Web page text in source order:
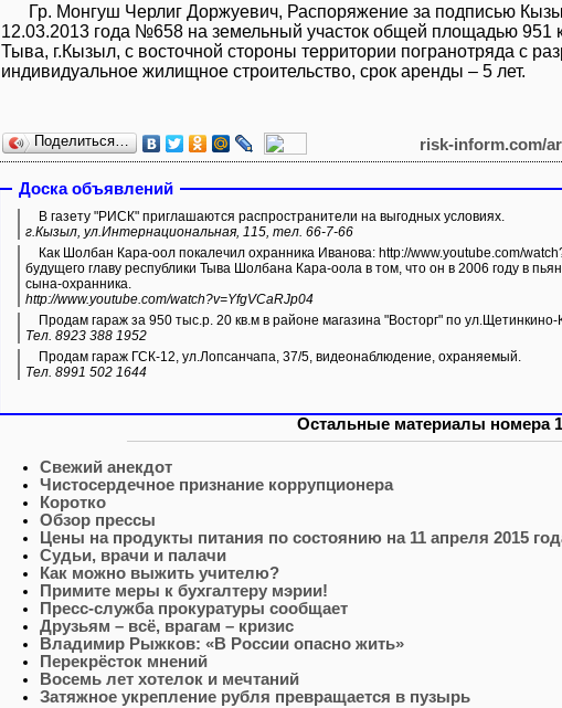
Гр. Монгуш Черлиг Доржуевич, Распоряжение за подписью
12.03.2013 года №658 на земельный участок общей площадью 951
Тыва, г.Кызыл, с восточной стороны территории погранотряда с
индивидуальное жилищное строительство, срок аренды – 5 лет.
Поделиться… risk-inform.com/
Доска объявлений
В газету "РИСК" приглашаются распространители на выгодных условиях.
г.Кызыл, ул.Интернациональная, 115, тел. 66-7-66
Как Шолбан Кара-оол покалечил охранника Иванова: http://www.youtube.com/watch?v=YfgVCaRJp04 Иванов обвиняет
будущего главу республики Тыва Шолбана Кара-оола в том, что он в 2006 году в
сына-охранника.
http://www.youtube.com/watch?v=YfgVCaRJp04
Продам гараж за 950 тыс.р. 20 кв.м в районе магазина "Восторг" по ул.Щетинкино-
Тел. 8923 388 1952
Продам гараж ГСК-12, ул.Лопсанчапа, 37/5, видеонаблюдение, охраняемый.
Тел. 8991 502 1644
Остальные материалы номера
Свежий анекдот
Чистосердечное признание коррупционера
Коротко
Обзор прессы
Цены на продукты питания по состоянию на 11 апреля 2015
Судьи, врачи и палачи
Как можно выжить учителю?
Примите меры к бухгалтеру мэрии!
Пресс-служба прокуратуры сообщает
Друзьям – всё, врагам – кризис
Владимир Рыжков: «В России опасно жить»
Перекрёсток мнений
Восемь лет хотелок и мечтаний
Затяжное укрепление рубля превращается в пузырь